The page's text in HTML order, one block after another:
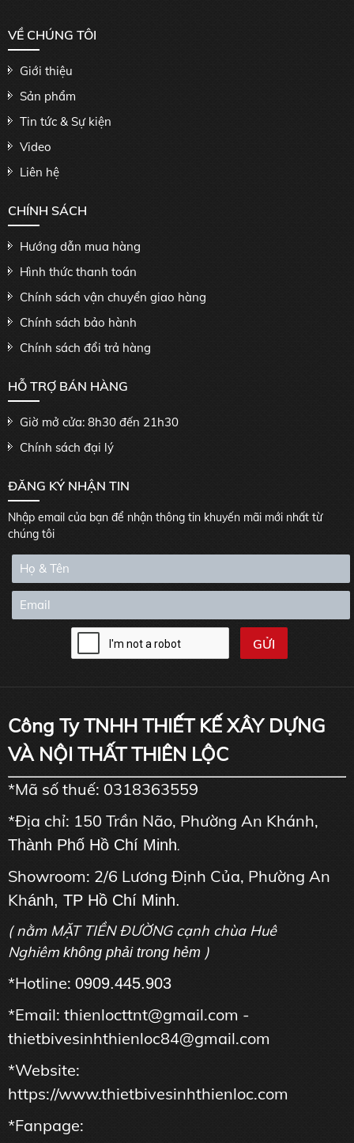
VỀ CHÚNG TÔI
Giới thiệu
Sản phẩm
Tin tức & Sự kiện
Video
Liên hệ
CHÍNH SÁCH
Hướng dẫn mua hàng
Hình thức thanh toán
Chính sách vận chuyển giao hàng
Chính sách bảo hành
Chính sách đổi trả hàng
HỖ TRỢ BÁN HÀNG
Giờ mở cửa: 8h30 đến 21h30
Chính sách đại lý
ĐĂNG KÝ NHẬN TIN
Nhập email của bạn để nhận thông tin khuyến mãi mới nhất từ
chúng tôi
Công Ty TNHH THIẾT KẾ XÂY DỰNG
VÀ NỘI THẤT THIÊN LỘC
*Mã số thuế: 0318363559
*Địa chỉ: 150 Trần Não, Phường An Khánh,
Thành Phố Hồ Chí Minh.
Showroom: 2/6 Lương Định Của, Phường An
Khánh, TP Hồ Chí Minh.
( nằm MẶT TIỀN ĐƯỜNG cạnh chùa Huê
Nghiêm không phải trong hẻm )
*Hotline: 0909.445.903
*Email: thienlocttnt@gmail.com -
thietbivesinhthienloc84@gmail.com
*Website:
https://www.thietbivesinhthienloc.com
*Fanpage: